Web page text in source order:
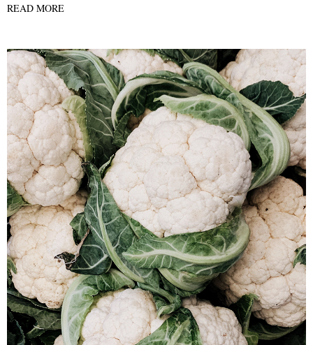
READ MORE